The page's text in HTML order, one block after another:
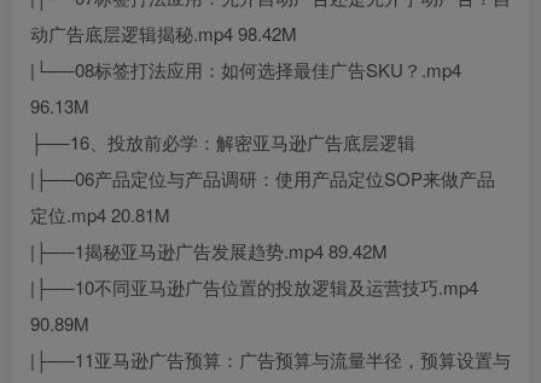
动广告底层逻辑揭秘.mp4 98.42M
|└──08标签打法应用：如何选择最佳广告SKU？.mp4
96.13M
├──16、投放前必学：解密亚马逊广告底层逻辑
|├──06产品定位与产品调研：使用产品定位SOP来做产品
定位.mp4 20.81M
|├──1揭秘亚马逊广告发展趋势.mp4 89.42M
|├──10不同亚马逊广告位置的投放逻辑及运营技巧.mp4
90.89M
|├──11亚马逊广告预算：广告预算与流量半径，预算设置与